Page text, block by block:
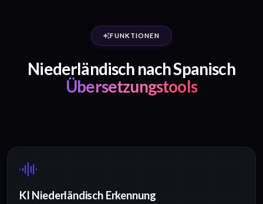
FUNKTIONEN
Niederländisch nach Spanisch
Übersetzungstools
KI Niederländisch Erkennung